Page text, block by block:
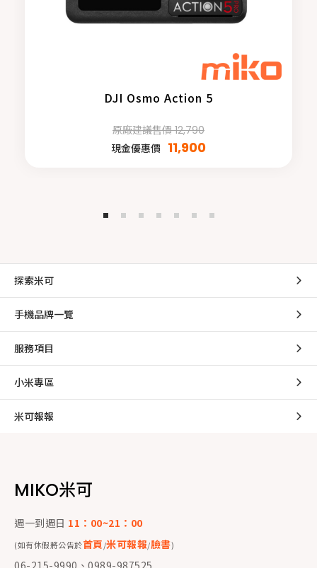
DJI Osmo Action 5
原廠建議售價 12,790
現金優惠價 11,900
探索米可
手機品牌一覽
服務項目
小米專區
米可報報
MIKO米可
週一到週日 11：00~21：00
(如有休假將公告於首頁/米可報報/臉書)
06-215-9990、0989-987525